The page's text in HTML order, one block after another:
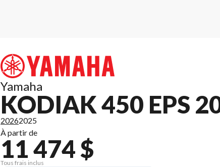
Yamaha
KODIAK 450 EPS
20262025
À partir de
11 474 $
Tous frais inclus